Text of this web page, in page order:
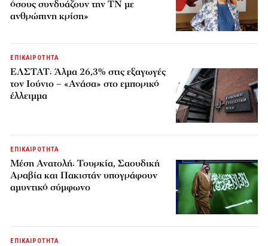
όσους συνδυάζουν την ΤΝ με
ανθρώπινη κρίση»
ΕΠΙΚΑΙΡΟΤΗΤΑ
ΕΛΣΤΑΤ: Άλμα 26,3% στις εξαγωγές
τον Ιούνιο – «Ανάσα» στο εμπορικό
έλλειμμα
ΕΠΙΚΑΙΡΟΤΗΤΑ
Μέση Ανατολή: Τουρκία, Σαουδική
Αραβία και Πακιστάν υπογράφουν
αμυντικό σύμφωνο
ΕΠΙΚΑΙΡΟΤΗΤΑ